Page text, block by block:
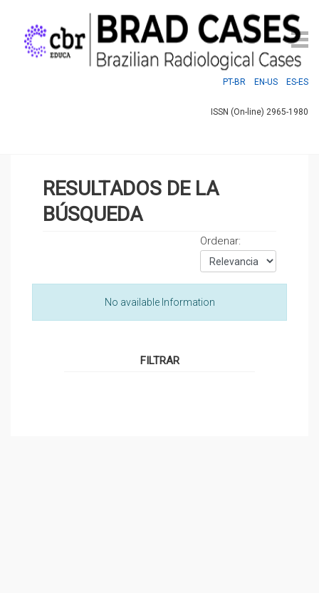
PT-BR EN-US ES-ES
ISSN (On-line) 2965-1980
RESULTADOS DE LA
BÚSQUEDA
Ordenar:
No available Information
FILTRAR